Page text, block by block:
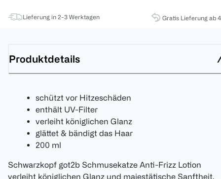
Lieferung in 2-3 Werktagen Gratis Lieferung ab
Produktdetails
schützt vor Hitzeschäden
enthält UV-Filter
verleiht königlichen Glanz
glättet & bändigt das Haar
200 ml
Schwarzkopf got2b Schmusekatze Anti-Frizz Lotion
verleiht königlichen Glanz und majestätische Sanftheit.